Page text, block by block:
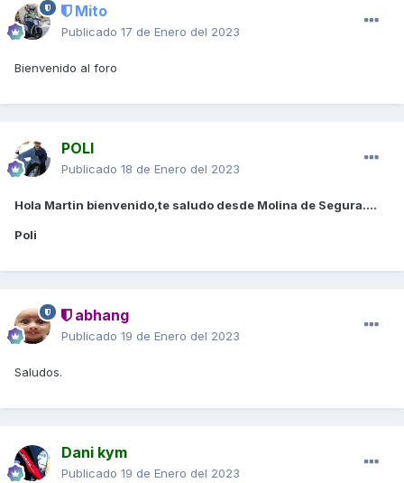
Mito
Publicado 17 de Enero del 2023
Bienvenido al foro
POLI
Publicado 18 de Enero del 2023
Hola Martin bienvenido,te saludo desde Molina de Segura....
Poli
abhang
Publicado 19 de Enero del 2023
Saludos.
Dani kym
Publicado 19 de Enero del 2023